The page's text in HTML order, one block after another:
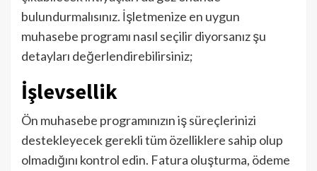
bulundurmalısınız. İşletmenize en uygun
muhasebe programı nasıl seçilir diyorsanız şu
detayları değerlendirebilirsiniz;
İşlevsellik
Ön muhasebe programınızın iş süreçlerinizi
destekleyecek gerekli tüm özelliklere sahip olup
olmadığını kontrol edin. Fatura oluşturma, ödeme